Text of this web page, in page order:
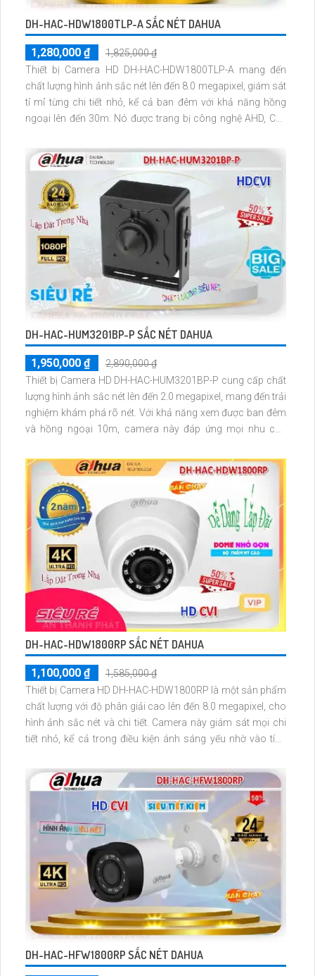
DH-HAC-HDW1800TLP-A SẮC NÉT DAHUA
1,280,000 ₫
1,825,000 ₫
Thiết bị Camera HD DH-HAC-HDW1800TLP-A mang đến
chất lượng hình ảnh sắc nét lên đến 8.0 megapixel, giám sát
tỉ mỉ từng chi tiết nhỏ, kể cả ban đêm với khả năng hồng
ngoại lên đến 30m. Nó được trang bị công nghệ AHD, CVI,
trội
DH-HAC-HUM3201BP-P SẮC NÉT DAHUA
1,950,000 ₫
2,890,000 ₫
Thiết bị Camera HD DH-HAC-HUM3201BP-P cung cấp chất
lượng hình ảnh sắc nét lên đến 2.0 megapixel, mang đến trải
nghiệm khám phá rõ nét. Với khả năng xem được ban đêm
và hồng ngoại 10m, camera này đáp ứng mọi nhu cầu
mang lại độ bền cao và chất lượng hình ảnh vượt trội
DH-HAC-HDW1800RP SẮC NÉT DAHUA
1,100,000 ₫
1,585,000 ₫
Thiết bị Camera HD DH-HAC-HDW1800RP là một sản phẩm
chất lượng với độ phân giải cao lên đến 8.0 megapixel, cho
hình ảnh sắc nét và chi tiết. Camera này giám sát mọi chi
tiết nhỏ, kể cả trong điều kiện ánh sáng yếu nhờ vào tính
Với công nghệ AHD, CVI, TVI, BCS, Camera này đảm bảo
chất lượng hình ảnh tốt hơn và độ bền cao
DH-HAC-HFW1800RP SẮC NÉT DAHUA